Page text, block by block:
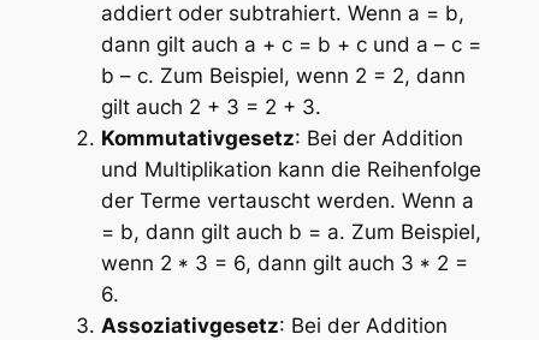
addiert oder subtrahiert. Wenn a = b,
dann gilt auch a + c = b + c und a – c =
b – c. Zum Beispiel, wenn 2 = 2, dann
gilt auch 2 + 3 = 2 + 3.
Kommutativgesetz: Bei der Addition
und Multiplikation kann die Reihenfolge
der Terme vertauscht werden. Wenn a
= b, dann gilt auch b = a. Zum Beispiel,
wenn 2 * 3 = 6, dann gilt auch 3 * 2 =
6.
Assoziativgesetz: Bei der Addition